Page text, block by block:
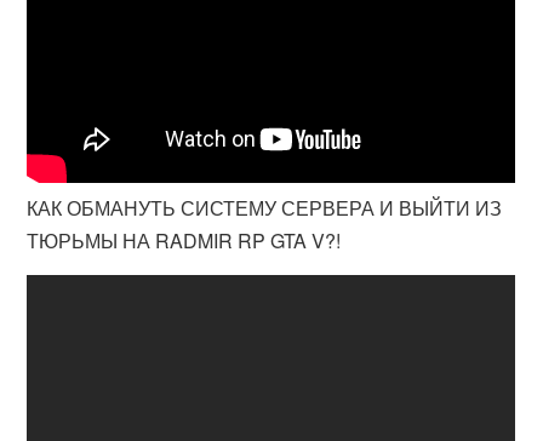
КАК ОБМАНУТЬ СИСТЕМУ СЕРВЕРА И ВЫЙТИ ИЗ
ТЮРЬМЫ НА RADMIR RP GTA V?!